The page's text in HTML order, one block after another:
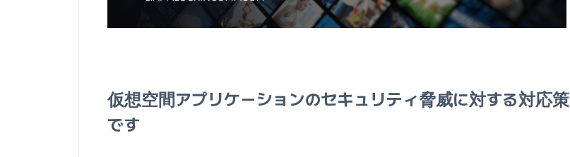
仮想空間アプリケーションのセキュリティ脅威に対する対応策
です